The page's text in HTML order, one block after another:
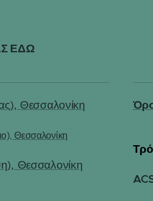
ΕΔΩ
Θεσσαλονίκη
Θεσσαλονίκη
Θεσσαλονίκη